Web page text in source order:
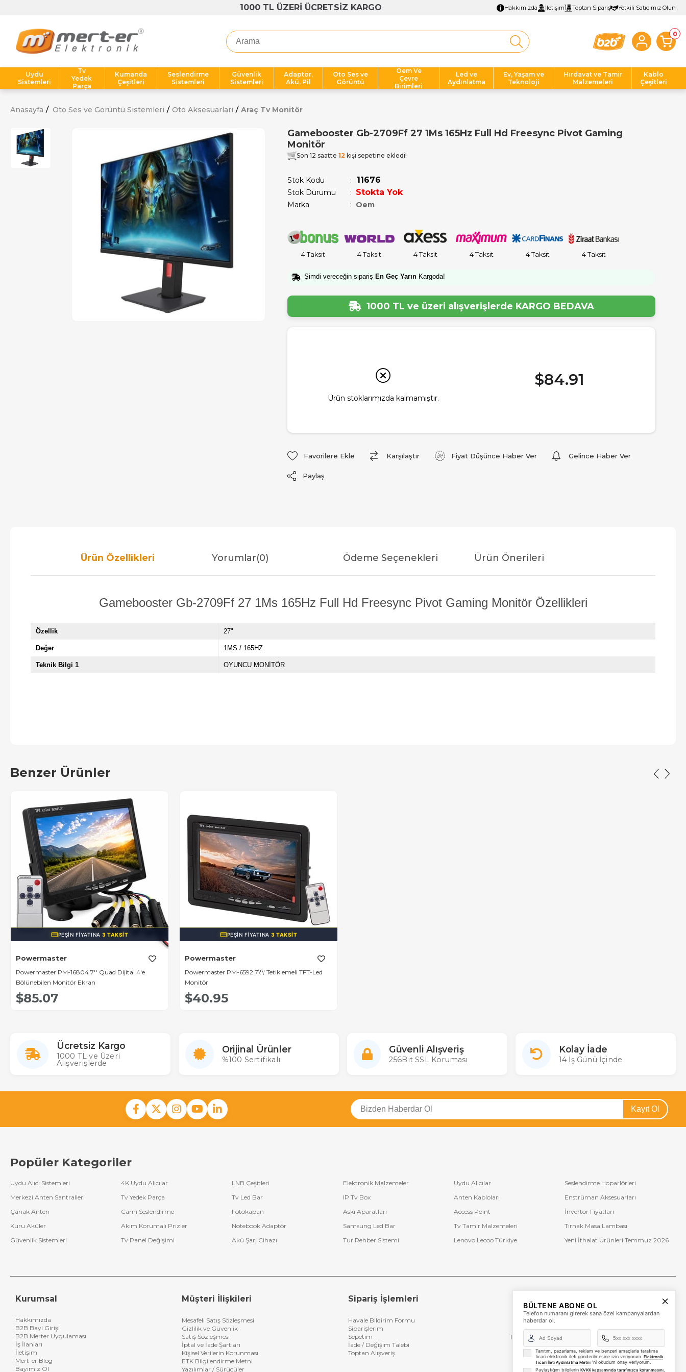
1000 TL ÜZERİ ÜCRETSİZ KARGO Hakkımızda İletişim Toptan Sipariş Yetkili Satıcımız Olun
0
Uydu
Sistemleri
Tv
Yedek
Parça
Kumanda
Çeşitleri
Seslendirme
Sistemleri
Güvenlik
Sistemleri
Adaptör,
Akü, Pil
Oto Ses ve
Görüntü
Oem Ve
Çevre
Birimleri
Led ve
Aydınlatma
Ev, Yaşam ve
Teknoloji
Hırdavat ve Tamir
Malzemeleri
Kablo
Çeşitleri
Anasayfa Oto Ses ve Görüntü Sistemleri Oto Aksesuarları Araç Tv Monitör
Gamebooster Gb-2709Ff 27 1Ms 165Hz Full Hd Freesync Pivot Gaming
Monitör
Son 12 saatte 12 kişi sepetine ekledi!
Stok Kodu 11676
Stok Durumu : Stokta Yok
Marka : Oem
4 Taksit 4 Taksit 4 Taksit 4 Taksit 4 Taksit 4 Taksit
Şimdi vereceğin sipariş En Geç Yarın Kargoda!
1000 TL ve üzeri alışverişlerde KARGO BEDAVA
Ürün stoklarımızda kalmamıştır.
$84.91
Favorilere Ekle Karşılaştır Fiyat Düşünce Haber Ver Gelince Haber Ver
Paylaş
Ürün Özellikleri Yorumlar(0) Ödeme Seçenekleri Ürün Önerileri
Gamebooster Gb-2709Ff 27 1Ms 165Hz Full Hd Freesync Pivot Gaming Monitör Özellikleri
Özellik 27"
Değer 1MS / 165HZ
Teknik Bilgi 1 OYUNCU MONİTÖR
Benzer Ürünler
PEŞIN FIYATINA3 TAKSIT
Powermaster
Powermaster PM-16804 7'' Quad Dijital 4'e
Bölünebilen Monitör Ekran
$85.07
PEŞIN FIYATINA3 TAKSIT
Powermaster
Powermaster PM-6592 7\'\' Tetiklemeli TFT-Led
Monitör
$40.95
Ücretsiz Kargo
1000 TL ve Üzeri
Alışverişlerde
Orijinal Ürünler
%100 Sertifikalı
Güvenli Alışveriş
256Bit SSL Koruması
Kolay İade
14 İş Günü İçinde
Kayıt Ol
Popüler Kategoriler
Uydu Alıcı Sistemleri 4K Uydu Alıcılar LNB Çeşitleri Elektronik Malzemeler Uydu Alıcılar
Seslendirme Hoparlörleri
Merkezi Anten Santralleri
Tv Yedek Parça Tv Led Bar IP Tv Box Anten Kabloları
Enstrüman Aksesuarları
Çanak Anten
Cami Seslendirme Fotokapan Askı Aparatları Access Point
İnvertör Fiyatları
Kuru Aküler
Akım Korumalı Prizler Notebook Adaptör Samsung Led Bar Tv Tamir Malzemeleri
Tırnak Masa Lambası
Güvenlik Sistemleri
Tv Panel Değişimi Akü Şarj Cihazı Tur Rehber Sistemi Lenovo Lecoo Türkiye Yeni İthalat Ürünleri Temmuz 2026
Kurumsal
Hakkımızda
B2B Bayi Girişi
B2B Merter Uygulaması
İş İlanları
İletişim
Mert-er Blog
Bayimiz Ol
Müşteri İlişkileri
Mesafeli Satış Sözleşmesi
Gizlilik ve Güvenlik
Satış Sözleşmesi
İptal ve İade Şartları
Kişisel Verilerin Korunması
ETK Bilgilendirme Metni
Yazılımlar / Sürücüler
Sipariş İşlemleri
Havale Bildirim Formu
Siparişlerim
Sepetim
İade / Değişim Talebi
Toptan Alışveriş
+90 (850) 473 08 08
Tevfik Bey Mah. Dr. Ali Demir Cd. No:51 Kat:2 Kobi İş
Merkezi
Küçükçekmece / İstanbul
BÜLTENE ABONE OL
Telefon numaranı girerek sana özel kampanyalardan
haberdar ol.
Tanıtım, pazarlama, reklam ve benzeri amaçlarla tarafıma
ticari elektronik ileti gönderilmesine izin veriyorum. Elektronik
Ticari İleti Aydınlatma Metni 'ni okudum onay veriyorum.
Paylaştığım bilgilerin KVKK kapsamında tarafınızca korunmasını,